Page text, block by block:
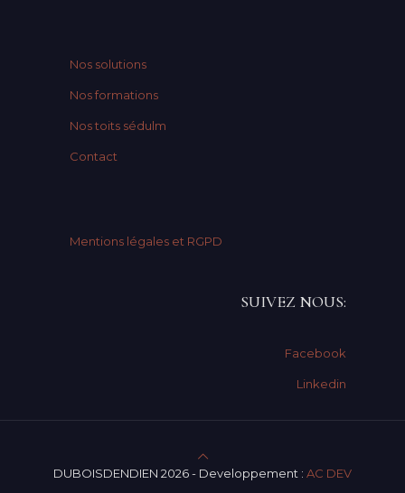
Nos solutions
Nos formations
Nos toits sédulm
Contact
Mentions légales et RGPD
SUIVEZ NOUS:
Facebook
Linkedin
DUBOISDENDIEN 2026 - Developpement : AC DEV